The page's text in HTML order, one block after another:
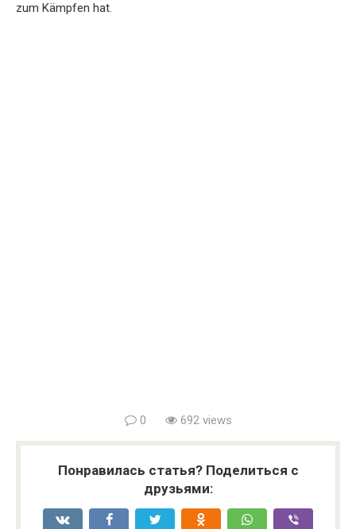
zum Kämpfen hat.
0 692 views
Понравилась статья? Поделиться с
друзьями: